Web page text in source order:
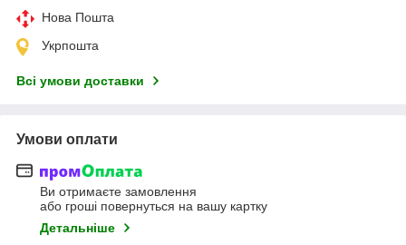
Нова Пошта
Укрпошта
Всі умови доставки
Умови оплати
Ви отримаєте замовлення
або гроші повернуться на вашу картку
Детальніше